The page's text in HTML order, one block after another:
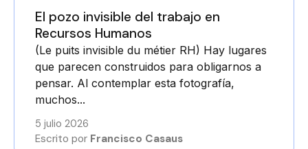
El pozo invisible del trabajo en
Recursos Humanos
(Le puits invisible du métier RH) Hay lugares
que parecen construidos para obligarnos a
pensar. Al contemplar esta fotografía,
muchos...
5 julio 2026
Escrito por Francisco Casaus